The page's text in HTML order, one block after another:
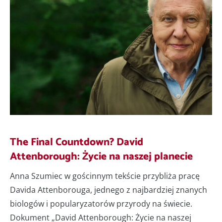
The Final Countdown? David
Attenborough: Życie na naszej planecie
Anna Szumiec w gościnnym tekście przybliża pracę
Davida Attenborouga, jednego z najbardziej znanych
biologów i popularyzatorów przyrody na świecie.
Dokument „David Attenborough: Życie na naszej